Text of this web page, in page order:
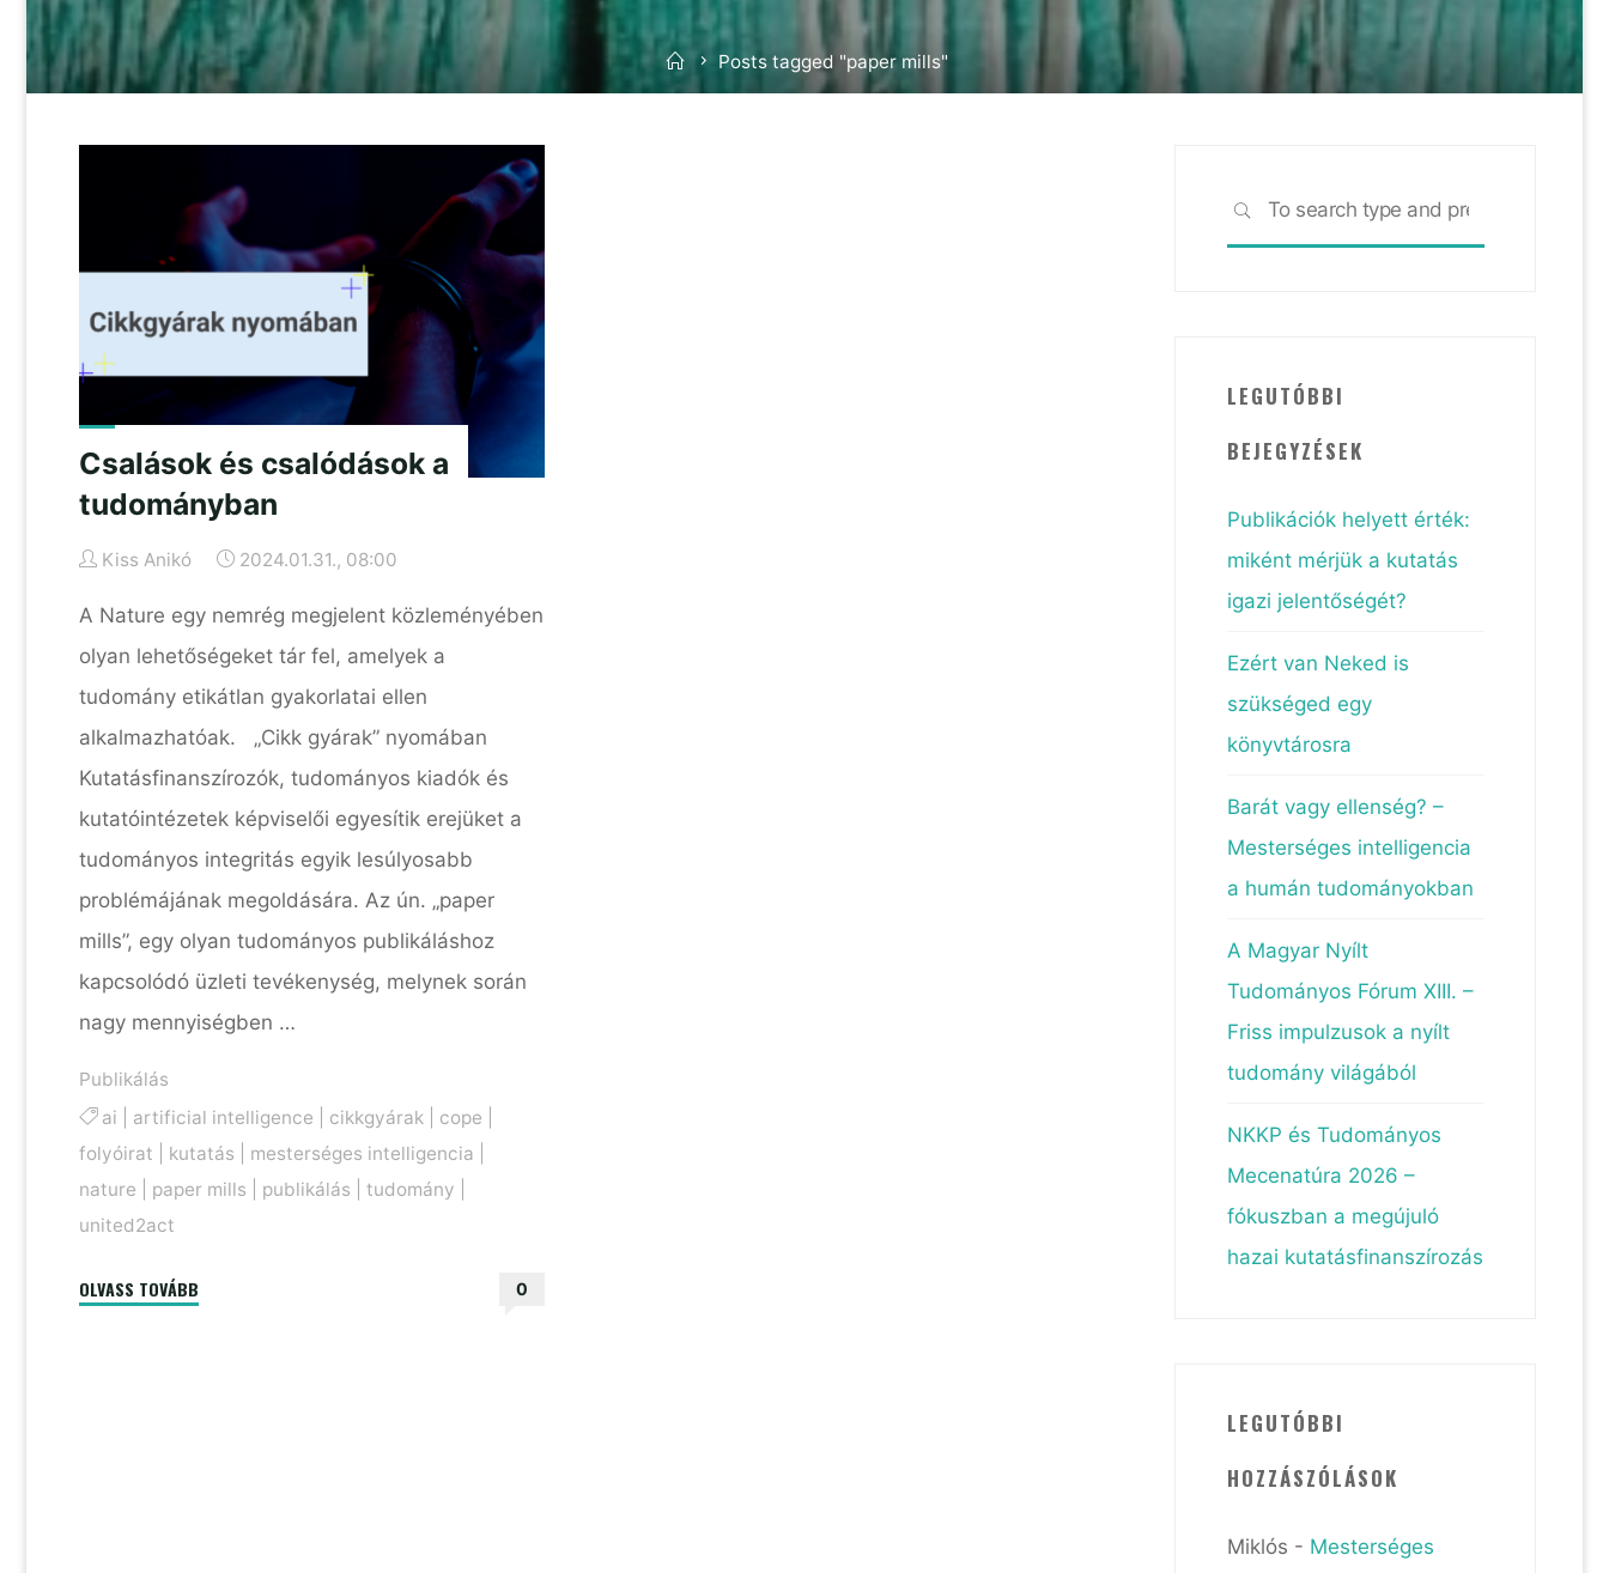
HomePosts tagged "paper mills"
Csalások és csalódások a
tudományban
Kiss Anikó 2024.01.31., 08:00
A Nature egy nemrég megjelent közleményében
olyan lehetőségeket tár fel, amelyek a
tudomány etikátlan gyakorlatai ellen
alkalmazhatóak. „Cikk gyárak” nyomában
Kutatásfinanszírozók, tudományos kiadók és
kutatóintézetek képviselői egyesítik erejüket a
tudományos integritás egyik lesúlyosabb
problémájának megoldására. Az ún. „paper
mills”, egy olyan tudományos publikáláshoz
kapcsolódó üzleti tevékenység, melynek során
nagy mennyiségben …
Publikálás
ai
artificial intelligence cikkgyárak cope
folyóirat
kutatás mesterséges intelligencia
nature
paper mills publikálás tudomány
united2act
OLVASS TOVÁBB 0
SEARCH
LEGUTÓBBI
BEJEGYZÉSEK
Publikációk helyett érték:
miként mérjük a kutatás
igazi jelentőségét?
Ezért van Neked is
szükséged egy
könyvtárosra
Barát vagy ellenség? –
Mesterséges intelligencia
a humán tudományokban
A Magyar Nyílt
Tudományos Fórum XIII. –
Friss impulzusok a nyílt
tudomány világából
NKKP és Tudományos
Mecenatúra 2026 –
fókuszban a megújuló
hazai kutatásfinanszírozás
LEGUTÓBBI
HOZZÁSZÓLÁSOK
Miklós - Mesterséges